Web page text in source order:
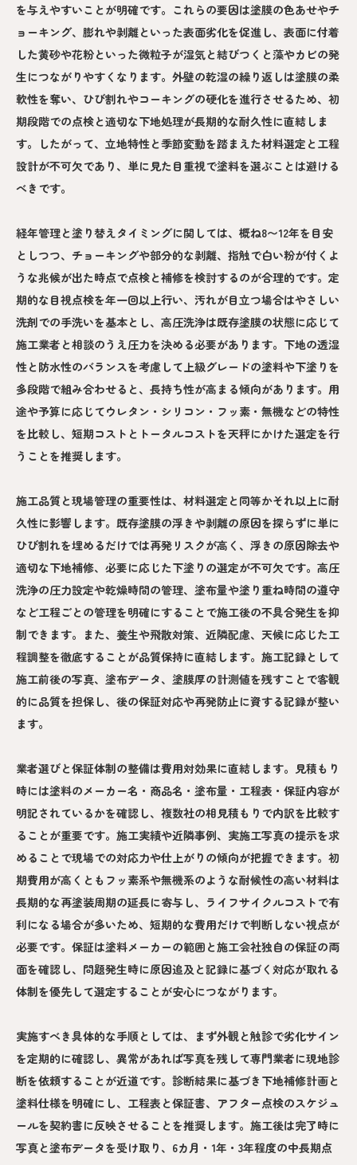
を与えやすいことが明確です。これらの要因は塗膜の色あせやチ
ョーキング、膨れや剥離といった表面劣化を促進し、表面に付着
した黄砂や花粉といった微粒子が湿気と結びつくと藻やカビの発
生につながりやすくなります。外壁の乾湿の繰り返しは塗膜の柔
軟性を奪い、ひび割れやコーキングの硬化を進行させるため、初
期段階での点検と適切な下地処理が長期的な耐久性に直結しま
す。したがって、立地特性と季節変動を踏まえた材料選定と工程
設計が不可欠であり、単に見た目重視で塗料を選ぶことは避ける
べきです。
経年管理と塗り替えタイミングに関しては、概ね8〜12年を目安
としつつ、チョーキングや部分的な剥離、指触で白い粉が付くよ
うな兆候が出た時点で点検と補修を検討するのが合理的です。定
期的な目視点検を年一回以上行い、汚れが目立つ場合はやさしい
洗剤での手洗いを基本とし、高圧洗浄は既存塗膜の状態に応じて
施工業者と相談のうえ圧力を決める必要があります。下地の透湿
性と防水性のバランスを考慮して上級グレードの塗料や下塗りを
多段階で組み合わせると、長持ち性が高まる傾向があります。用
途や予算に応じてウレタン・シリコン・フッ素・無機などの特性
を比較し、短期コストとトータルコストを天秤にかけた選定を行
うことを推奨します。
施工品質と現場管理の重要性は、材料選定と同等かそれ以上に耐
久性に影響します。既存塗膜の浮きや剥離の原因を探らずに単に
ひび割れを埋めるだけでは再発リスクが高く、浮きの原因除去や
適切な下地補修、必要に応じた下塗りの選定が不可欠です。高圧
洗浄の圧力設定や乾燥時間の管理、塗布量や塗り重ね時間の遵守
など工程ごとの管理を明確にすることで施工後の不具合発生を抑
制できます。また、養生や飛散対策、近隣配慮、天候に応じた工
程調整を徹底することが品質保持に直結します。施工記録として
施工前後の写真、塗布データ、塗膜厚の計測値を残すことで客観
的に品質を担保し、後の保証対応や再発防止に資する記録が整い
ます。
業者選びと保証体制の整備は費用対効果に直結します。見積もり
時には塗料のメーカー名・商品名・塗布量・工程表・保証内容が
明記されているかを確認し、複数社の相見積もりで内訳を比較す
ることが重要です。施工実績や近隣事例、実施工写真の提示を求
めることで現場での対応力や仕上がりの傾向が把握できます。初
期費用が高くともフッ素系や無機系のような耐候性の高い材料は
長期的な再塗装周期の延長に寄与し、ライフサイクルコストで有
利になる場合が多いため、短期的な費用だけで判断しない視点が
必要です。保証は塗料メーカーの範囲と施工会社独自の保証の両
面を確認し、問題発生時に原因追及と記録に基づく対応が取れる
体制を優先して選定することが安心につながります。
実施すべき具体的な手順としては、まず外観と触診で劣化サイン
を定期的に確認し、異常があれば写真を残して専門業者に現地診
断を依頼することが近道です。診断結果に基づき下地補修計画と
塗料仕様を明確にし、工程表と保証書、アフター点検のスケジュ
ールを契約書に反映させることを推奨します。施工後は完了時に
写真と塗布データを受け取り、6カ月・1年・3年程度の中長期点